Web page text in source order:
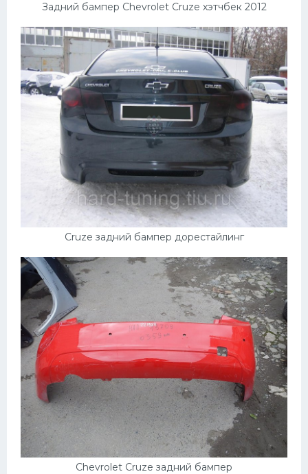
Задний бампер Chevrolet Cruze хэтчбек 2012
Cruze задний бампер дорестайлинг
Chevrolet Cruze задний бампер